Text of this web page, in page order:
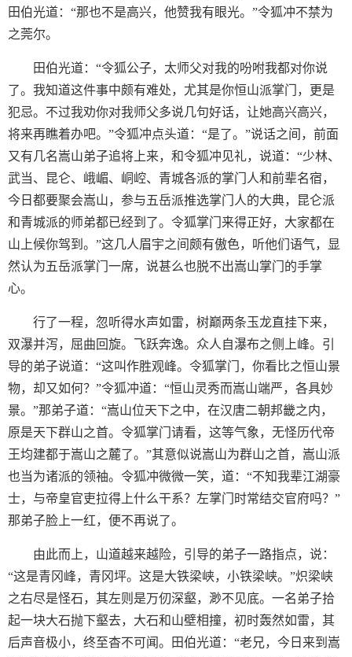
田伯光道：“那也不是高兴，他赞我有眼光。”令狐冲不禁为
之莞尔。
田伯光道：“令狐公子，太师父对我的吩咐我都对你说
了。我知道这件事中颇有难处，尤其是你恒山派掌门，更是
犯忌。不过我劝你对我师父多说几句好话，让她高兴高兴，
将来再瞧着办吧。”令狐冲点头道：“是了。”说话之间，前面
又有几名嵩山弟子追将上来，和令狐冲见礼，说道：“少林、
武当、昆仑、峨嵋、峒崆、青城各派的掌门人和前辈名宿，
今日都要聚会嵩山，参与五岳派推选掌门人的大典，昆仑派
和青城派的师弟都已经到了。令狐掌门来得正好，大家都在
山上候你驾到。”这几人眉宇之间颇有傲色，听他们语气，显
然认为五岳派掌门一席，说甚么也脱不出嵩山掌门的手掌
心。
行了一程，忽听得水声如雷，树巅两条玉龙直挂下来，
双瀑并泻，屈曲回旋。飞跃奔逸。众人自瀑布之侧上峰。引
导的弟子说道：“这叫作胜观峰。令狐掌门，你看比之恒山景
物，却又如何？”令狐冲道：“恒山灵秀而嵩山端严，各具妙
景。”那弟子道：“嵩山位天下之中，在汉唐二朝邦畿之内，
原是天下群山之首。令狐掌门请看，这等气象，无怪历代帝
王均建都于嵩山之麓了。”其意似说嵩山为群山之首，嵩山派
也当为诸派的领袖。令狐冲微微一笑，道：“不知我辈江湖豪
士，与帝皇官吏拉得上什么干系？左掌门时常结交官府吗？”
那弟子脸上一红，便不再说了。
由此而上，山道越来越险，引导的弟子一路指点，说：
“这是青冈峰，青冈坪。这是大铁梁峡，小铁梁峡。”炽梁峡
之右尽是怪石，其左则是万仞深壑，渺不见底。一名弟子拾
起一块大石抛下壑去，大石和山壁相撞，初时轰然如雷，其
后声音极小，终至杳不可闻。田伯光道：“老兄，今日来到嵩